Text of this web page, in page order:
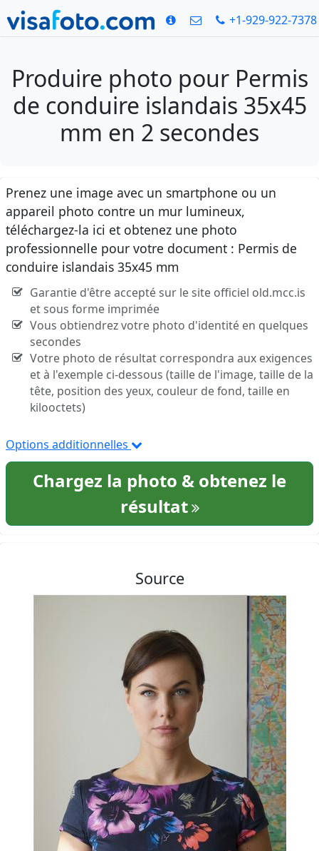
+1-929-922-7378
Produire photo pour Permis
de conduire islandais 35x45
mm en 2 secondes
Prenez une image avec un smartphone ou un
appareil photo contre un mur lumineux,
téléchargez-la ici et obtenez une photo
professionnelle pour votre document : Permis de
conduire islandais 35x45 mm
Garantie d'être accepté sur le site officiel old.mcc.is
et sous forme imprimée
Vous obtiendrez votre photo d'identité en quelques
secondes
Votre photo de résultat correspondra aux exigences
et à l'exemple ci-dessous (taille de l'image, taille de la
tête, position des yeux, couleur de fond, taille en
kilooctets)
Options additionnelles
Chargez la photo & obtenez le
résultat
Source